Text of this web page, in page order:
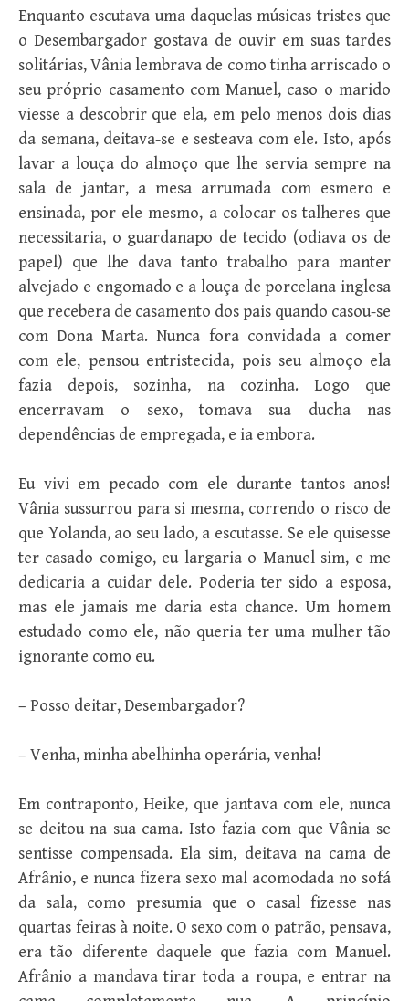
Enquanto escutava uma daquelas músicas tristes que
o Desembargador gostava de ouvir em suas tardes
solitárias, Vânia lembrava de como tinha arriscado o
seu próprio casamento com Manuel, caso o marido
viesse a descobrir que ela, em pelo menos dois dias
da semana, deitava-se e sesteava com ele. Isto, após
lavar a louça do almoço que lhe servia sempre na
sala de jantar, a mesa arrumada com esmero e
ensinada, por ele mesmo, a colocar os talheres que
necessitaria, o guardanapo de tecido (odiava os de
papel) que lhe dava tanto trabalho para manter
alvejado e engomado e a louça de porcelana inglesa
que recebera de casamento dos pais quando casou-se
com Dona Marta. Nunca fora convidada a comer
com ele, pensou entristecida, pois seu almoço ela
fazia depois, sozinha, na cozinha. Logo que
encerravam o sexo, tomava sua ducha nas
dependências de empregada, e ia embora.
Eu vivi em pecado com ele durante tantos anos!
Vânia sussurrou para si mesma, correndo o risco de
que Yolanda, ao seu lado, a escutasse. Se ele quisesse
ter casado comigo, eu largaria o Manuel sim, e me
dedicaria a cuidar dele. Poderia ter sido a esposa,
mas ele jamais me daria esta chance. Um homem
estudado como ele, não queria ter uma mulher tão
ignorante como eu.
– Posso deitar, Desembargador?
– Venha, minha abelhinha operária, venha!
Em contraponto, Heike, que jantava com ele, nunca
se deitou na sua cama. Isto fazia com que Vânia se
sentisse compensada. Ela sim, deitava na cama de
Afrânio, e nunca fizera sexo mal acomodada no sofá
da sala, como presumia que o casal fizesse nas
quartas feiras à noite. O sexo com o patrão, pensava,
era tão diferente daquele que fazia com Manuel.
Afrânio a mandava tirar toda a roupa, e entrar na